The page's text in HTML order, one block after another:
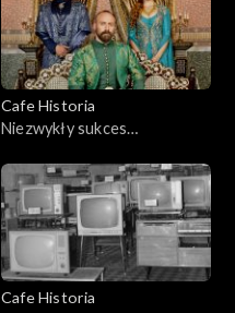
Cafe Historia
Niezwykły sukces
Cafe Historia